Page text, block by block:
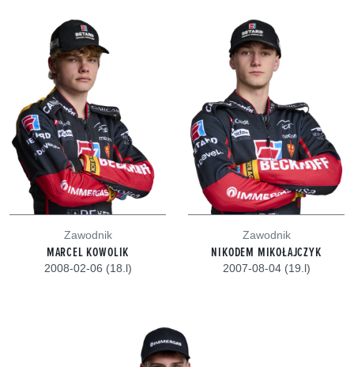
Zawodnik
MARCEL KOWOLIK
2008-02-06 (18.l)
Zawodnik
NIKODEM MIKOŁAJCZYK
2007-08-04 (19.l)